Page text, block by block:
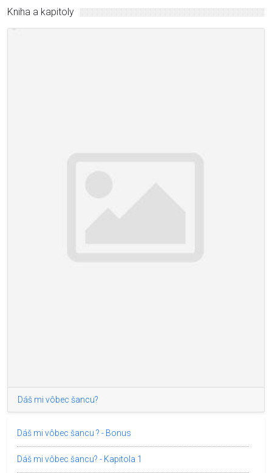
Kniha a kapitoly
Dáš mi vôbec šancu?
Dáš mi vôbec šancu ? - Bonus
Dáš mi vôbec šancu? - Kapitola 1